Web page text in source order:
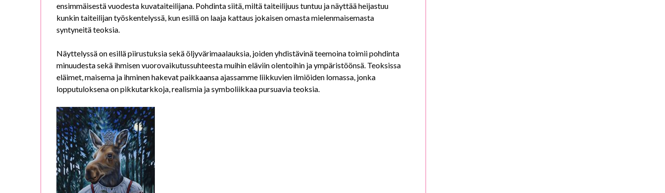
ensimmäisestä vuodesta kuvataiteilijana. Pohdinta siitä, miltä taiteilijuus tuntuu ja näyttää heijastuu
kunkin taiteilijan työskentelyssä, kun esillä on laaja kattaus jokaisen omasta mielenmaisemasta
syntyneitä teoksia.
Näyttelyssä on esillä piirustuksia sekä öljyvärimaalauksia, joiden yhdistävinä teemoina toimii pohdinta
minuudesta sekä ihmisen vuorovaikutussuhteesta muihin eläviin olentoihin ja ympäristöönsä. Teoksissa
eläimet, maisema ja ihminen hakevat paikkaansa ajassamme liikkuvien ilmiöiden lomassa, jonka
lopputuloksena on pikkutarkkoja, realismia ja symboliikkaa pursuavia teoksia.